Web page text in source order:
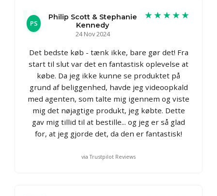
PS
Philip Scott & Stephanie
Kennedy
24 Nov 2024
★★★★★
Det bedste køb - tænk ikke, bare gør det! Fra
start til slut var det en fantastisk oplevelse at
købe. Da jeg ikke kunne se produktet på
grund af beliggenhed, havde jeg videoopkald
med agenten, som talte mig igennem og viste
mig det nøjagtige produkt, jeg købte. Dette
gav mig tillid til at bestille... og jeg er så glad
for, at jeg gjorde det, da den er fantastisk!
via Trustpilot Reviews